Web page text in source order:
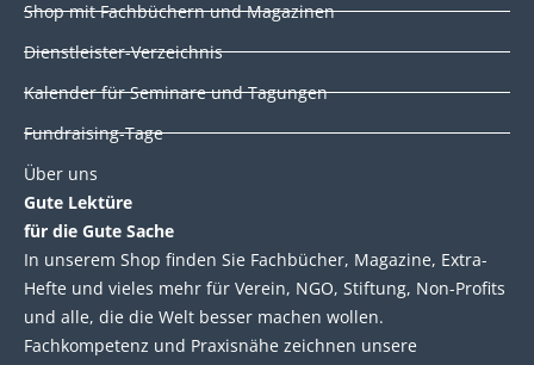
Shop mit Fachbüchern und Magazinen
Dienstleister-Verzeichnis
Kalender für Seminare und Tagungen
Fundraising-Tage
Über uns
Gute Lektüre
für die Gute Sache
In unserem Shop finden Sie Fachbücher, Magazine, Extra-
Hefte und vieles mehr für Verein, NGO, Stiftung, Non-Profits
und alle, die die Welt besser machen wollen.
Fachkompetenz und Praxisnähe zeichnen unsere